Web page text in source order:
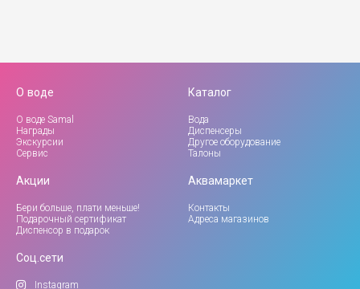
О воде
О воде Samal
Награды
Экскурсии
Сервис
Каталог
Вода
Диспенсеры
Другое оборудование
Талоны
Акции
Бери больше, плати меньше!
Подарочный сертификат
Диспенсор в подарок
Аквамаркет
Контакты
Адреса магазинов
Соц.сети
Instagram